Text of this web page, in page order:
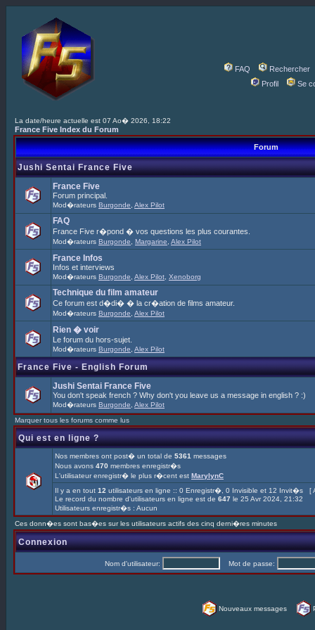
FAQ
Rechercher
Profil
Se
La date/heure actuelle est 07 Ao� 2026, 18:22
France Five Index du Forum
Forum
Jushi Sentai France Five
France Five
Forum principal.
Mod�rateurs Burgonde Alex Pilot
FAQ
France Five r�pond � vos questions les plus courantes.
Mod�rateurs Burgonde Margarine Alex Pilot
France Infos
Infos et interviews
Mod�rateurs Burgonde Alex Pilot Xenoborg
Technique du film amateur
Ce forum est d�di� � la cr�ation de films amateur.
Mod�rateurs Burgonde Alex Pilot
Rien � voir
Le forum du hors-sujet.
Mod�rateurs Burgonde Alex Pilot
France Five - English Forum
Jushi Sentai France Five
You don't speak french ? Why don't you leave us a message in english ? :)
Mod�rateurs Burgonde Alex Pilot
Marquer tous les forums comme lus
Qui est en ligne ?
Nos membres ont post� un total de 5361 messages
Nous avons 470 membres enregistr�s
L'utilisateur enregistr� le plus r�cent est MarylynC
Il y a en tout 12 utilisateurs en ligne :: 0 Enregistr�, 0 Invisible et 12 Invit�s [
Le record du nombre d'utilisateurs en ligne est de 647 le 25 Avr 2024, 21:32
Utilisateurs enregistr�s : Aucun
Ces donn�es sont bas�es sur les utilisateurs actifs des cinq derni�res minutes
Connexion
Nom d'utilisateur: Mot de passe:
Nouveaux messages